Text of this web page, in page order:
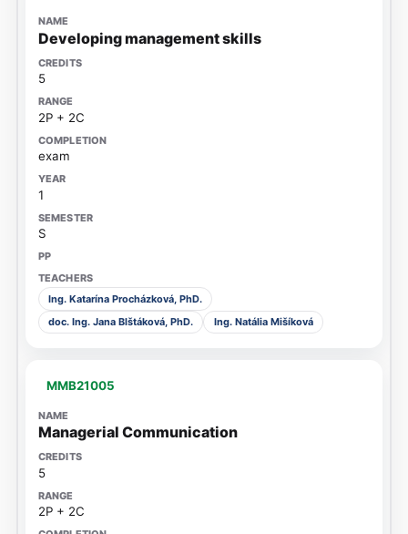
Developing management skills
5
2P + 2C
exam
1
S
Ing. Katarína Procházková, PhD.
doc. Ing. Jana Blštáková, PhD.
Ing. Natália Mišíková
MMB21005
Managerial Communication
5
2P + 2C